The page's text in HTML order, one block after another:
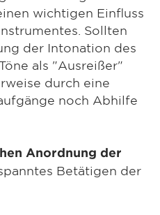
wichtigen Einfluss
Sollten
der Intonation des
als "Ausreißer"
durch eine
noch Abhilfe
Anordnung der
Betätigen der